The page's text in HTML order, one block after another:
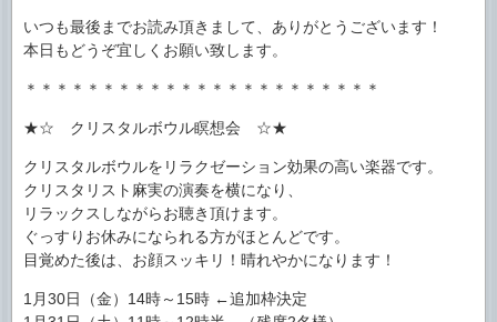
いつも最後までお読み頂きまして、ありがとうございます！
本日もどうぞ宜しくお願い致します。
＊＊＊＊＊＊＊＊＊＊＊＊＊＊＊＊＊＊＊＊＊＊＊
★☆ クリスタルボウル瞑想会 ☆★
クリスタルボウルをリラクゼーション効果の高い楽器です。
クリスタリスト麻実の演奏を横になり、
リラックスしながらお聴き頂けます。
ぐっすりお休みになられる方がほとんどです。
目覚めた後は、お顔スッキリ！晴れやかになります！
1月30日（金）14時～15時 ←追加枠決定